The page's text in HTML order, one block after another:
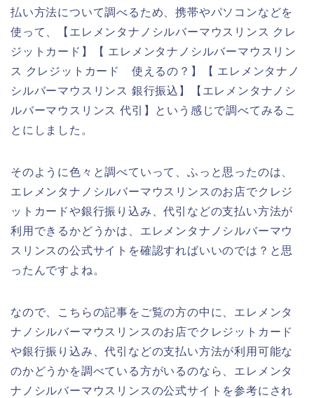
払い方法について調べるため、携帯やパソコンなどを
使って、【エレメンタナノシルバーマウスリンス クレ
ジットカード】【 エレメンタナノシルバーマウスリン
ス クレジットカード 使えるの？】【 エレメンタナノ
シルバーマウスリンス 銀行振込】【エレメンタナノシ
ルバーマウスリンス 代引】という感じで調べてみるこ
とにしました。
そのように色々と調べていって、ふっと思ったのは、
エレメンタナノシルバーマウスリンスのお店でクレジ
ットカードや銀行振り込み、代引などの支払い方法が
利用できるかどうかは、エレメンタナノシルバーマウ
スリンスの公式サイトを確認すればいいのでは？と思
ったんですよね。
なので、こちらの記事をご覧の方の中に、エレメンタ
ナノシルバーマウスリンスのお店でクレジットカード
や銀行振り込み、代引などの支払い方法が利用可能な
のかどうかを調べている方がいるのなら、エレメンタ
ナノシルバーマウスリンスの公式サイトを参考にされ